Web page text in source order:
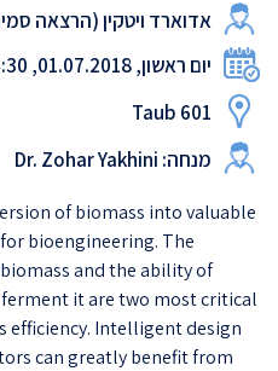
אדוארד ויטקין (הרצאה
יום ראשון, 01.07.2018, 14:30
Taub 601
מנחה: Dr. Zohar Yakhini
of biomass into valuable
bioengineering. The
and the ability of
it are two most critical
efficiency. Intelligent design
can greatly benefit from